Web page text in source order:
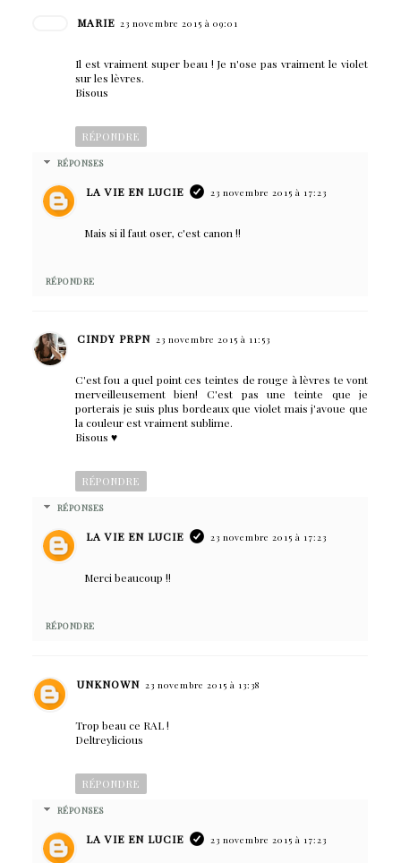
MARIE 23 novembre 2015 à 09:01
Il est vraiment super beau ! Je n'ose pas vraiment le violet
sur les lèvres.
Bisous
RÉPONDRE
RÉPONSES
LA VIE EN LUCIE 23 novembre 2015 à 17:23
Mais si il faut oser, c'est canon !!
RÉPONDRE
CINDY PRPN 23 novembre 2015 à 11:53
C'est fou a quel point ces teintes de rouge à lèvres te vont
merveilleusement bien! C'est pas une teinte que je
porterais je suis plus bordeaux que violet mais j'avoue que
la couleur est vraiment sublime.
Bisous ♥
RÉPONDRE
RÉPONSES
LA VIE EN LUCIE 23 novembre 2015 à 17:23
Merci beaucoup !!
RÉPONDRE
UNKNOWN 23 novembre 2015 à 13:38
Trop beau ce RAL !
Deltreylicious
RÉPONDRE
RÉPONSES
LA VIE EN LUCIE 23 novembre 2015 à 17:23